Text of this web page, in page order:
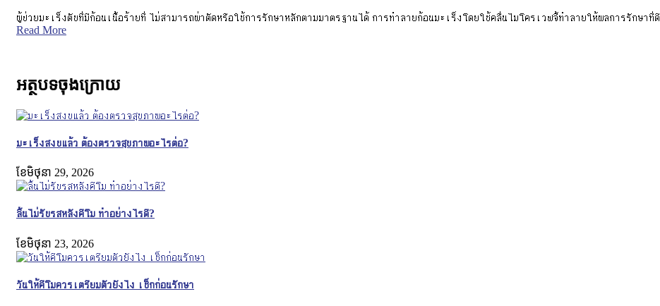
ผู้ป่วยมะเร็งตับที่มีก้อนเนื้อร้ายที่ ไม่สามารถผ่าตัดหรือใช้การรักษาหลักตามมาตรฐานได้ การทำลายก้อนมะเร็งโดยใช้คลื่นไมโครเวฟจี้ทำลายให้ผลการรักษาที่ดี
Read More
អត្ថបទចុងក្រោយ
มะเร็งสงบแล้ว ต้องตรวจสุขภาพอะไรต่อ?
ខែ​មិថុនា 29, 2026
ลิ้นไม่รับรสหลังคีโม ทำอย่างไรดี?
ខែ​មិថុនា 23, 2026
วันให้คีโมควรเตรียมตัวยังไง เช็กก่อนรักษา